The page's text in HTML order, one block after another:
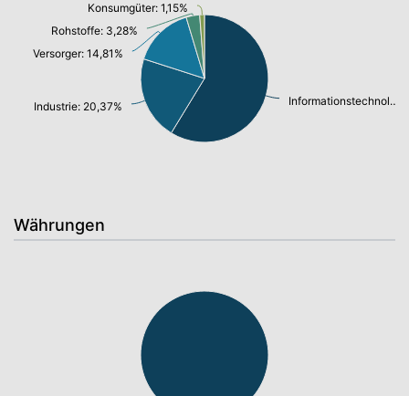
Informationstechnologie/ Telekommunikation: 56,36%
Industrie: 20,37%
Versorger: 14,81%
Rohstoffe: 3,28%
Konsumgüter: 1,15%
Währungen